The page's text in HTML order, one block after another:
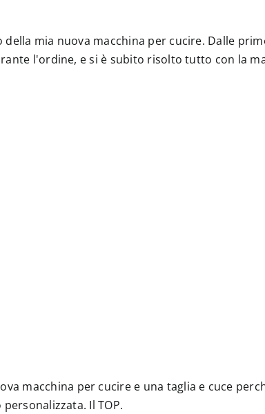
mia nuova macchina per cucire. Dalle
l'ordine, e si è subito risolto tutto con la
macchina per cucire e una taglia e cuce
Il TOP.